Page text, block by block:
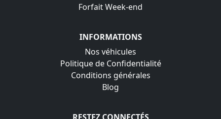
Forfait Week-end
INFORMATIONS
Nos véhicules
Politique de Confidentialité
Conditions générales
Blog